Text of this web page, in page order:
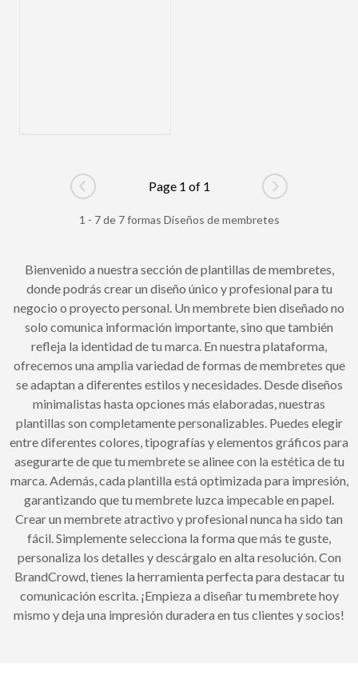
Go to previous page
Page 1 of 1
Go to next
1 - 7 de 7 formas Diseños de membretes
Bienvenido a nuestra sección de plantillas de membretes,
donde podrás crear un diseño único y profesional para tu
negocio o proyecto personal. Un membrete bien diseñado no
solo comunica información importante, sino que también
refleja la identidad de tu marca. En nuestra plataforma,
ofrecemos una amplia variedad de formas de membretes que
se adaptan a diferentes estilos y necesidades. Desde diseños
minimalistas hasta opciones más elaboradas, nuestras
plantillas son completamente personalizables. Puedes elegir
entre diferentes colores, tipografías y elementos gráficos para
asegurarte de que tu membrete se alinee con la estética de tu
marca. Además, cada plantilla está optimizada para impresión,
garantizando que tu membrete luzca impecable en papel.
Crear un membrete atractivo y profesional nunca ha sido tan
fácil. Simplemente selecciona la forma que más te guste,
personaliza los detalles y descárgalo en alta resolución. Con
BrandCrowd, tienes la herramienta perfecta para destacar tu
comunicación escrita. ¡Empieza a diseñar tu membrete hoy
mismo y deja una impresión duradera en tus clientes y socios!